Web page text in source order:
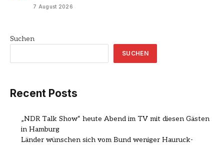
7 August 2026
Suchen
SUCHEN
Recent Posts
„NDR Talk Show“ heute Abend im TV mit diesen Gästen
in Hamburg
Länder wünschen sich vom Bund weniger Hauruck-